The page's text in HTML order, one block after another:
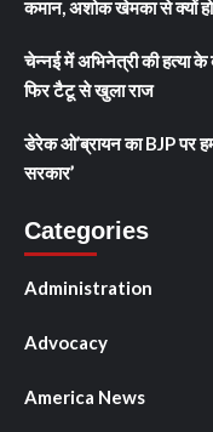
कमान, अशोक खेमका से क्यों
चेन्नई में अभिनेत्री की हत्या
फिर टैटू से खुला राज
डेरेक ओ’ब्रायन का BJP पर
सरकार’
Categories
Administration
Advocacy
America News